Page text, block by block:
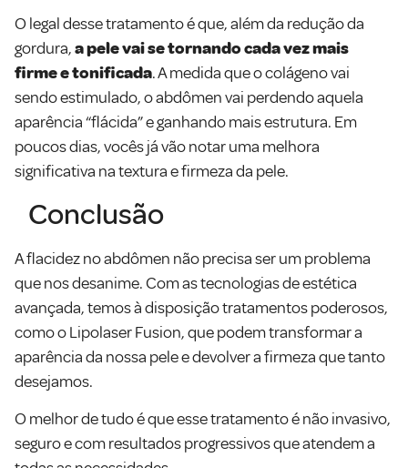
O legal desse tratamento é que, além da redução da
gordura,a pele vai se tornando cada vez mais
firme e tonificada. A medida que o colágeno vai
sendo estimulado, o abdômen vai perdendo aquela
aparência “flácida” e ganhando mais estrutura. Em
poucos dias, vocês já vão notar uma melhora
significativa na textura e firmeza da pele.
Conclusão
A flacidez no abdômen não precisa ser um problema
que nos desanime. Com as tecnologias de estética
avançada, temos à disposição tratamentos poderosos,
como o Lipolaser Fusion, que podem transformar a
aparência da nossa pele e devolver a firmeza que tanto
desejamos.
O melhor de tudo é que esse tratamento é não invasivo,
seguro e com resultados progressivos que atendem a